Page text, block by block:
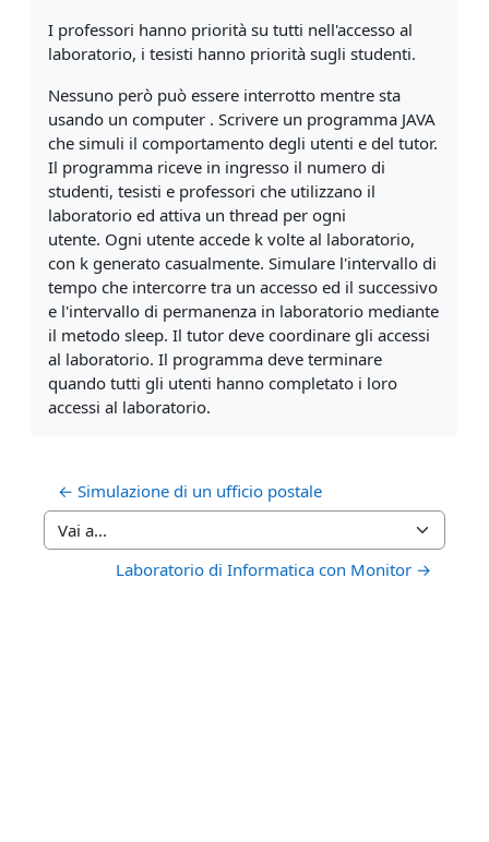
I professori hanno priorità su tutti nell'accesso al
laboratorio, i tesisti hanno priorità sugli studenti.
Nessuno però può essere interrotto mentre sta
usando un computer . Scrivere un programma JAVA
che simuli il comportamento degli utenti e del tutor.
Il programma riceve in ingresso il numero di
studenti, tesisti e professori che utilizzano il
laboratorio ed attiva un thread per ogni
utente. Ogni utente accede k volte al laboratorio,
con k generato casualmente. Simulare l'intervallo di
tempo che intercorre tra un accesso ed il successivo
e l'intervallo di permanenza in laboratorio mediante
il metodo sleep. Il tutor deve coordinare gli accessi
al laboratorio. Il programma deve terminare
quando tutti gli utenti hanno completato i loro
accessi al laboratorio.
← Simulazione di un ufficio postale
Vai a...
Laboratorio di Informatica con Monitor →